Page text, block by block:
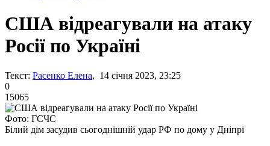
США відреагували на атаку
Росії по Україні
Текст: Расенко Елена, 14 січня 2023, 23:25
0
15065
Фото: ГСЧС
Білий дім засудив сьогоднішній удар РФ по дому у Дніпрі